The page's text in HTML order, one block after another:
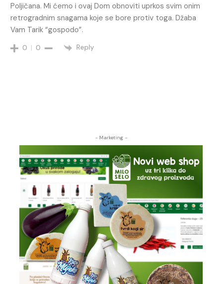
Poljičana. Mi ćemo i ovaj Dom obnoviti uprkos svim onim
retrogradnim snagama koje se bore protiv toga. Džaba
Vam Tarik “gospodo”.
0 0 Reply
- Marketing -